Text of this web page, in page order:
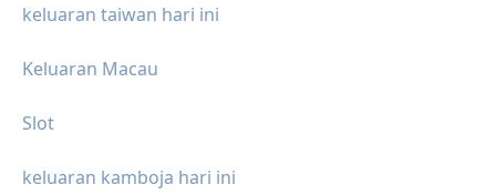
keluaran taiwan hari ini
Keluaran Macau
Slot
keluaran kamboja hari ini